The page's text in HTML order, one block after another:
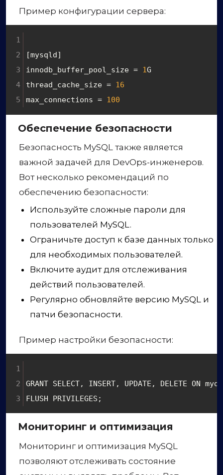
Пример конфигурации сервера:
[mysqld]
innodb_buffer_pool_size = 1G
thread_cache_size = 16
max_connections = 100
Обеспечение безопасности
Безопасность MySQL также является
важной задачей для DevOps-инженеров.
Вот несколько рекомендаций по
обеспечению безопасности:
Используйте сложные пароли для
пользователей MySQL.
Ограничьте доступ к базе данных только
для необходимых пользователей.
Включите аудит для отслеживания
действий пользователей.
Регулярно обновляйте версию MySQL и
патчи безопасности.
Пример настройки безопасности:
GRANT SELECT, INSERT, UPDATE, DELETE ON
FLUSH PRIVILEGES;
Мониторинг и оптимизация
Мониторинг и оптимизация MySQL
позволяют отслеживать состояние